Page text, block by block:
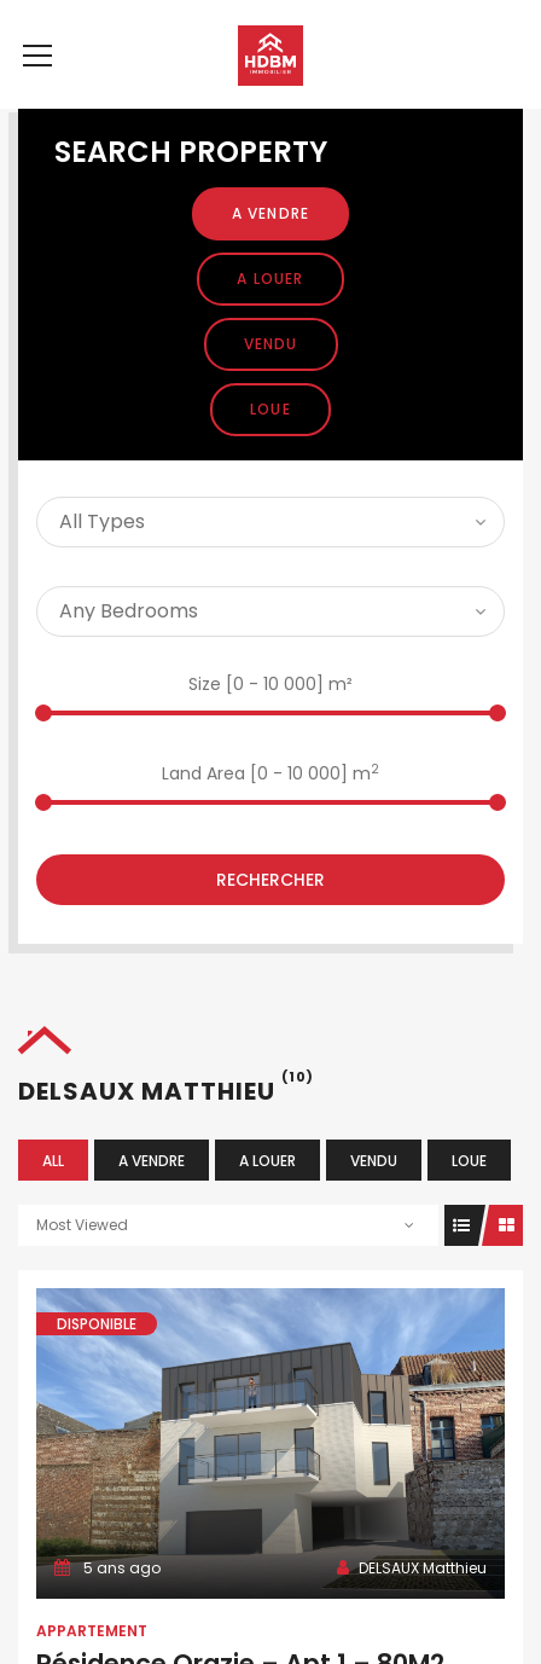
SEARCH PROPERTY
A VENDRE
A LOUER
VENDU
LOUE
Size [ 0 - 10 000 ] m²
Land Area [ 0 - 10 000 ] m2
RECHERCHER
DELSAUX MATTHIEU (10)
ALL A VENDRE A LOUER VENDU LOUE
Most Viewed
DISPONIBLE
5 ans ago DELSAUX Matthieu
APPARTEMENT